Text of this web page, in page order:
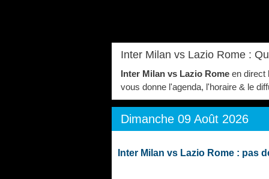
Inter Milan vs Lazio Rome :
Inter Milan vs Lazio Rome en direct
vous donne l'agenda, l'horaire & le
Dimanche 09 Août 2026
Inter Milan vs Lazio Rome : pas